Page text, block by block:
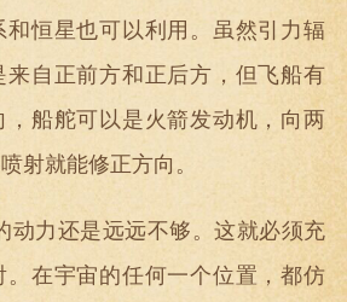
和恒星也可以利用。虽然引力辐
来自正前方和正后方，但飞船有
船舵可以是火箭发动机，向两
射就能修正方向。
动力还是远远不够。这就必须充
。在宇宙的任何一个位置，都仿